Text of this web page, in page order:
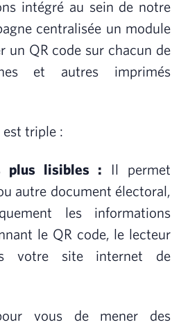
intégré au sein de notre
centralisée un module
un QR code sur chacun de
et autres imprimés
triple :
plus lisibles : Il permet
autre document électoral,
les informations
le QR code, le lecteur
votre site internet de
vous de mener des